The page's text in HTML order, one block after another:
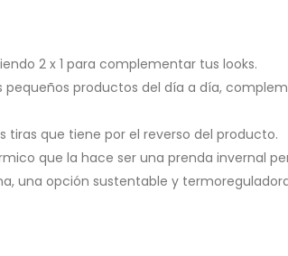
2 x 1 para complementar tus looks.
pequeños productos del día a día,
tiras que tiene por el reverso del producto.
que la hace ser una prenda invernal
una opción sustentable y